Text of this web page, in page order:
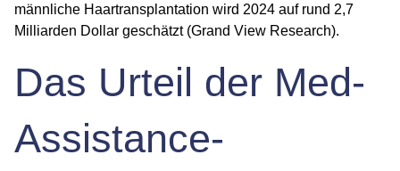
männliche Haartransplantation wird 2024 auf rund 2,7
Milliarden Dollar geschätzt (Grand View Research).
Das Urteil der Med-
Assistance-